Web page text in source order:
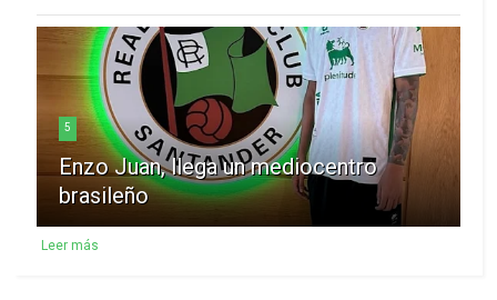
5
Enzo Juan, llega un mediocentro
brasileño
Leer más